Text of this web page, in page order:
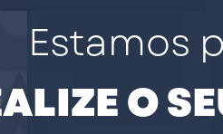
Estamos
O